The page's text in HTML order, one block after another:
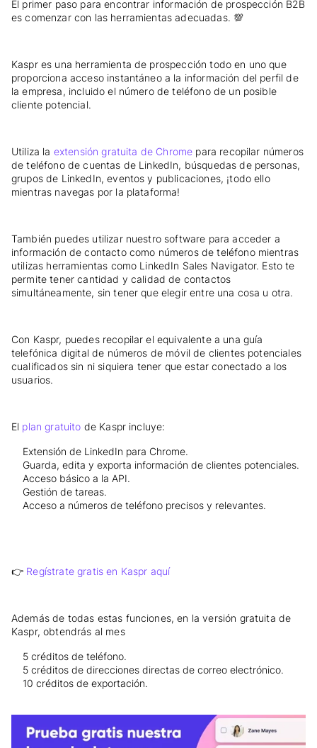
El primer paso para encontrar información de prospección B2B
es comenzar con las herramientas adecuadas. 💯
Kaspr es una herramienta de prospección todo en uno que
proporciona acceso instantáneo a la información del perfil de
la empresa, incluido el número de teléfono de un posible
cliente potencial.
Utiliza la extensión gratuita de Chrome para recopilar números
de teléfono de cuentas de LinkedIn, búsquedas de personas,
grupos de LinkedIn, eventos y publicaciones, ¡todo ello
mientras navegas por la plataforma!
También puedes utilizar nuestro software para acceder a
información de contacto como números de teléfono mientras
utilizas herramientas como LinkedIn Sales Navigator. Esto te
permite tener cantidad y calidad de contactos
simultáneamente, sin tener que elegir entre una cosa u otra.
Con Kaspr, puedes recopilar el equivalente a una guía
telefónica digital de números de móvil de clientes potenciales
cualificados sin ni siquiera tener que estar conectado a los
usuarios.
El plan gratuito de Kaspr incluye:
Extensión de LinkedIn para Chrome.
Guarda, edita y exporta información de clientes potenciales.
Acceso básico a la API.
Gestión de tareas.
Acceso a números de teléfono precisos y relevantes.
👉 Regístrate gratis en Kaspr aquí
Además de todas estas funciones, en la versión gratuita de
Kaspr, obtendrás al mes
5 créditos de teléfono.
5 créditos de direcciones directas de correo electrónico.
10 créditos de exportación.